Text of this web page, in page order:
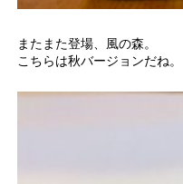
またまた登場、風の森。
こちらは秋バージョンだね。